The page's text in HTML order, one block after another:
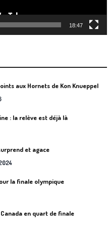
18:47
aux Hornets de Kon Knueppel
: la relève est déjà là
et agace
la finale olympique
en quart de finale